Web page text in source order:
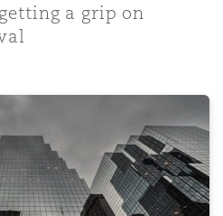
a grip on
(Compulsory